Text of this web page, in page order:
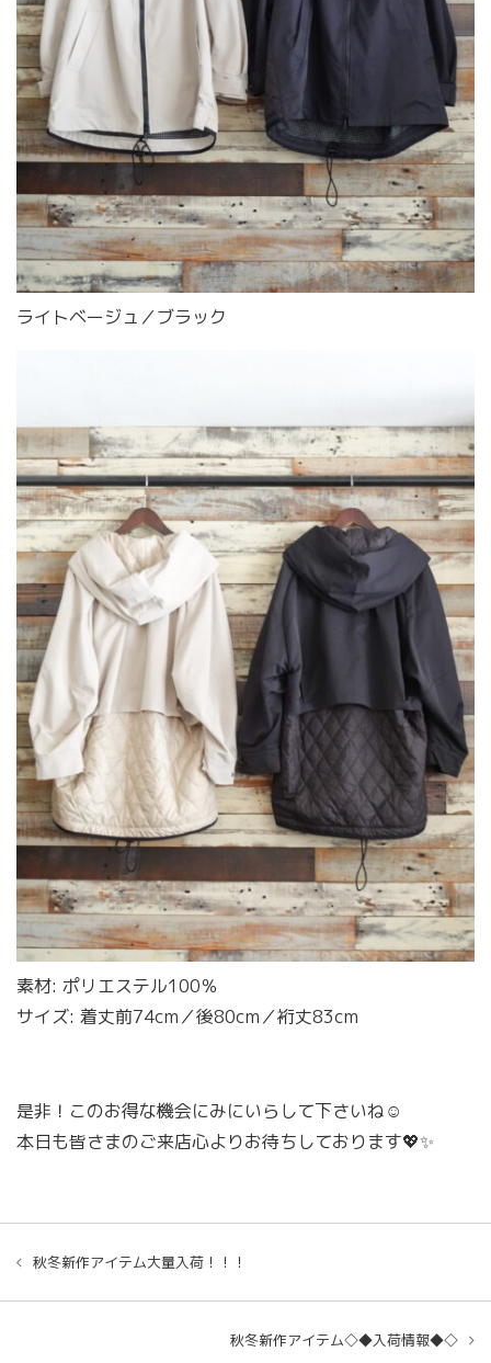
ライトベージュ／ブラック
素材: ポリエステル100％
サイズ: 着丈前74cm／後80cm／裄丈83cm
是非！このお得な機会にみにいらして下さいね☺️
本日も皆さまのご来店心よりお待ちしております💖✨
秋冬新作アイテム大量入荷！！！
秋冬新作アイテム◇◆入荷情報◆◇